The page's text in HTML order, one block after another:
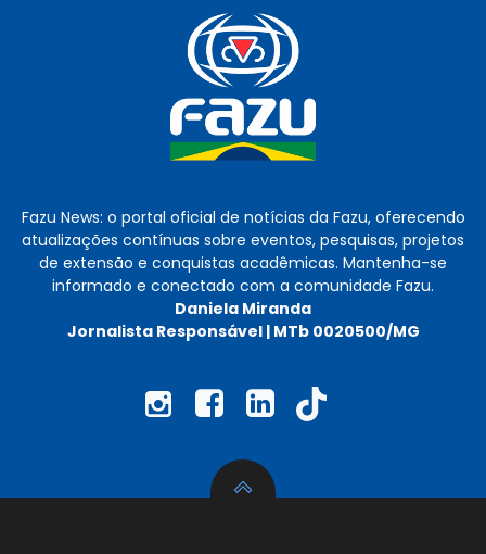
Fazu News: o portal oficial de notícias da Fazu, oferecendo
atualizações contínuas sobre eventos, pesquisas, projetos
de extensão e conquistas acadêmicas. Mantenha-se
informado e conectado com a comunidade Fazu.
Daniela Miranda
Jornalista Responsável | MTb 0020500/MG